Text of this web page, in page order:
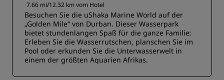
7.66 mi/12.32 km vom Hotel
Besuchen Sie die uShaka Marine World auf der
„Golden Mile“ von Durban. Dieser Wasserpark
bietet stundenlangen Spaß für die ganze Familie:
Erleben Sie die Wasserrutschen, planschen Sie im
Pool oder erkunden Sie die Unterwasserwelt in
einem der größten Aquarien Afrikas.